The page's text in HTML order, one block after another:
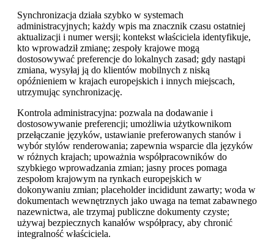
Synchronizacja działa szybko w systemach
administracyjnych; każdy wpis ma znacznik czasu ostatniej
aktualizacji i numer wersji; kontekst właściciela identyfikuje,
kto wprowadził zmianę; zespoły krajowe mogą
dostosowywać preferencje do lokalnych zasad; gdy nastąpi
zmiana, wysyłaj ją do klientów mobilnych z niską
opóźnieniem w krajach europejskich i innych miejscach,
utrzymując synchronizację.
Kontrola administracyjna: pozwala na dodawanie i
dostosowywanie preferencji; umożliwia użytkownikom
przełączanie języków, ustawianie preferowanych stanów i
wybór stylów renderowania; zapewnia wsparcie dla języków
w różnych krajach; upoważnia współpracowników do
szybkiego wprowadzania zmian; jasny proces pomaga
zespołom krajowym na rynkach europejskich w
dokonywaniu zmian; placeholder incididunt zawarty; woda w
dokumentach wewnętrznych jako uwaga na temat zabawnego
nazewnictwa, ale trzymaj publiczne dokumenty czyste;
używaj bezpiecznych kanałów współpracy, aby chronić
integralność właściciela.